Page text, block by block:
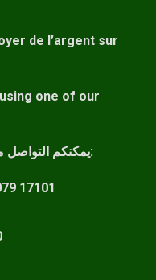
de l’argent sur
one of our
يمكنكم التواصل معنا لتبرعاتكم عبر الحسابات الآتية:
17101